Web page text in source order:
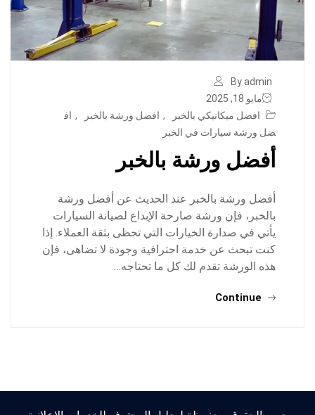
By admin
مايو 18, 2025
افضل ميكانيكي بالخبر
, افضل ورشة بالخبر , اف
ضل ورشة سيارات في الخبر
أفضل ورشة بالخبر
أفضل ورشة بالخبر عند الحديث عن أفضل ورشة
بالخبر، فإن ورشة صارحة الإبداع لصيانة السيارات
يأتي في صدارة الخيارات التي تحظى بثقة العملاء. إذا
كنت تبحث عن خدمة احترافية وجودة لا تضاهى، فإن
هذه الورشة تقدم لك كل ما تحتاجه…
Continue